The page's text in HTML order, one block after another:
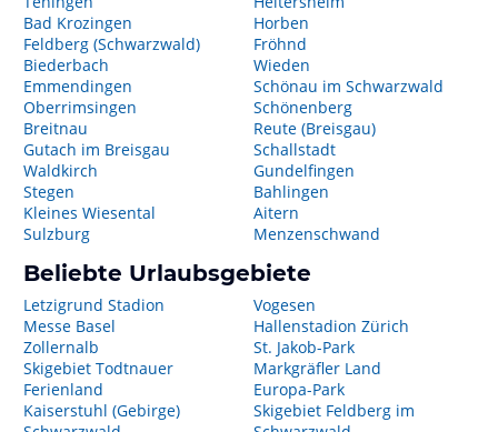
Bad Krozingen
Feldberg (Schwarzwald)
Biederbach
Emmendingen
Oberrimsingen
Breitnau
Gutach im Breisgau
Waldkirch
Stegen
Kleines Wiesental
Sulzburg
Horben
Fröhnd
Wieden
Schönau im Schwarzwald
Schönenberg
Reute (Breisgau)
Schallstadt
Gundelfingen
Bahlingen
Aitern
Menzenschwand
Beliebte Urlaubsgebiete
Letzigrund Stadion
Messe Basel
Zollernalb
Skigebiet Todtnauer
Ferienland
Kaiserstuhl (Gebirge)
Vogesen
Hallenstadion Zürich
St. Jakob-Park
Markgräfler Land
Europa-Park
Skigebiet Feldberg im